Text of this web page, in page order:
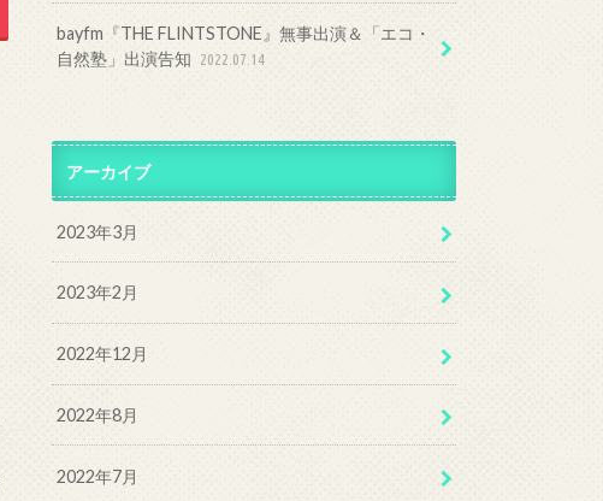
bayfm『THE FLINTSTONE』無事出演＆「エコ・
自然塾」出演告知
2022.07.14
アーカイブ
2023年3月
2023年2月
2022年12月
2022年8月
2022年7月